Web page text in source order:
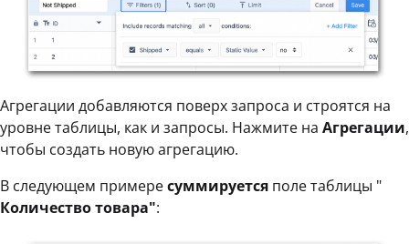
Агрегации добавляются поверх запроса и строятся на
уровне таблицы, как и запросы. Нажмите на Агрегации,
чтобы создать новую агрегацию.
В следующем примересуммируется поле таблицы "
Количество товара":